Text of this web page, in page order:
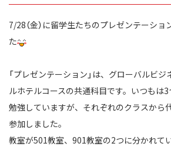
7/28（金）に留学生たちのプレゼンテーシ
た
「プレゼンテーション」は、グローバルビ
ルホテルコースの共通科目です。 いつもは
勉強していますが、それぞれのクラスから
参加しました。
教室が501教室、901教室の2つに分かれて